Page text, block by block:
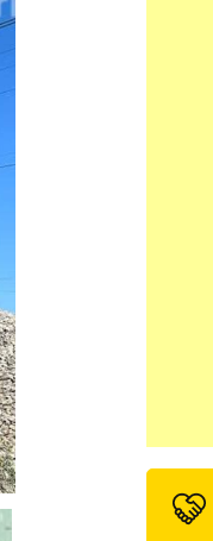
© crimea24.info